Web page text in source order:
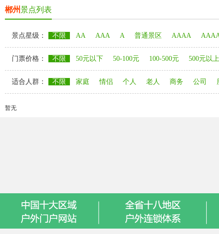
郴州景点列表
景点星级： 不限 AA AAA A 普通景区 AAAA
门票价格： 不限 50元以下 50-100元 100-500元 500元以上
适合人群： 不限 家庭 情侣 个人 老人 商务 公司
暂无